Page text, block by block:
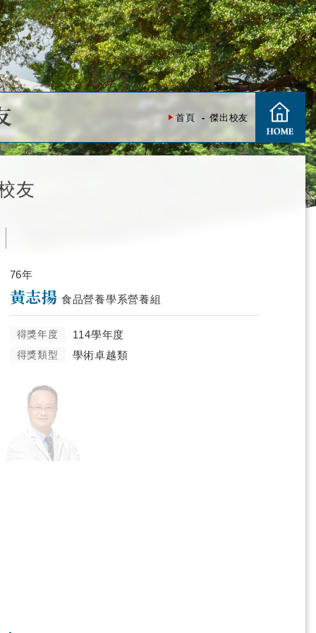
首頁 傑出校友
友
76年
黃志揚 食品營養學系營養組
得獎年度 114學年度
得獎類型 學術卓越類